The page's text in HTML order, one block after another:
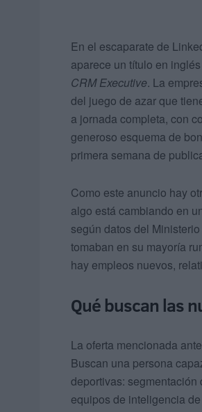
En el escaparate de
aparece un título en
CRM Executive. La
del juego de azar que
a jornada completa, con
generoso esquema de
primera semana de
Como este anuncio hay
algo está cambiando en
según datos del
tomaban en su mayoría
hay empleos nuevos,
Qué buscan las
La oferta mencionada
Buscan una persona
deportivas:
equipos de inteligencia